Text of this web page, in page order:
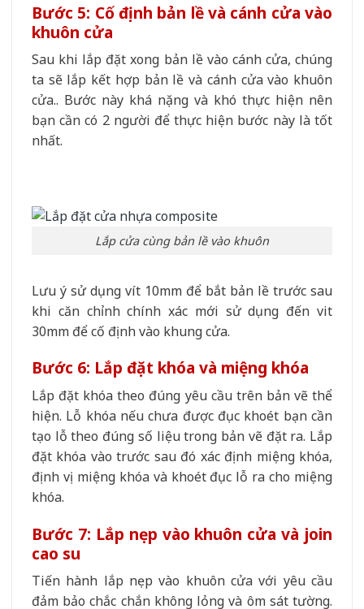
Bước 5: Cố định bản lề và cánh cửa vào
khuôn cửa
Sau khi lắp đặt xong bản lề vào cánh cửa, chúng
ta sẽ lắp kết hợp bản lề và cánh cửa vào khuôn
cửa.. Bước này khá nặng và khó thực hiện nên
bạn cần có 2 người để thực hiện bước này là tốt
nhất.
Lắp cửa cùng bản lề vào khuôn
Lưu ý sử dụng vít 10mm để bắt bản lề trước sau
khi căn chỉnh chính xác mới sử dụng đến vit
30mm để cố định vào khung cửa.
Bước 6: Lắp đặt khóa và miệng khóa
Lắp đặt khóa theo đúng yêu cầu trên bản vẽ thể
hiện. Lỗ khóa nếu chưa được đục khoét bạn cần
tạo lỗ theo đúng số liệu trong bản vẽ đặt ra. Lắp
đặt khóa vào trước sau đó xác định miệng khóa,
định vị miệng khóa và khoét đục lỗ ra cho miệng
khóa.
Bước 7: Lắp nẹp vào khuôn cửa và join
cao su
Tiến hành lắp nẹp vào khuôn cửa với yêu cầu
đảm bảo chắc chắn không lỏng và ôm sát tường.